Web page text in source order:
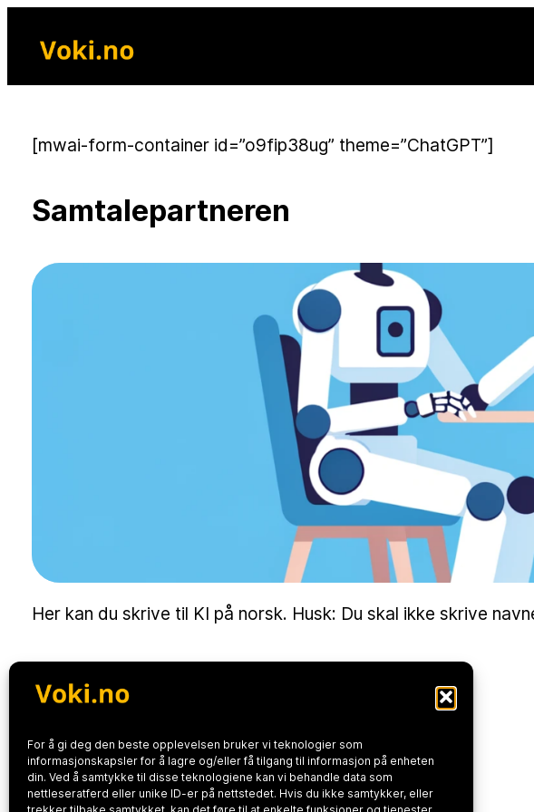
For å gi deg den beste opplevelsen bruker vi teknologier som
informasjonskapsler for å lagre og/eller få tilgang til informasjon på enheten
din. Ved å samtykke til disse teknologiene kan vi behandle data som
nettleseratferd eller unike ID-er på nettstedet. Hvis du ikke samtykker, eller
[mwai-form-container id=”o9fip38ug” theme=”ChatGPT”]
Samtalepartneren
Her kan du skrive til KI på norsk. Husk: Du skal ikke skrive